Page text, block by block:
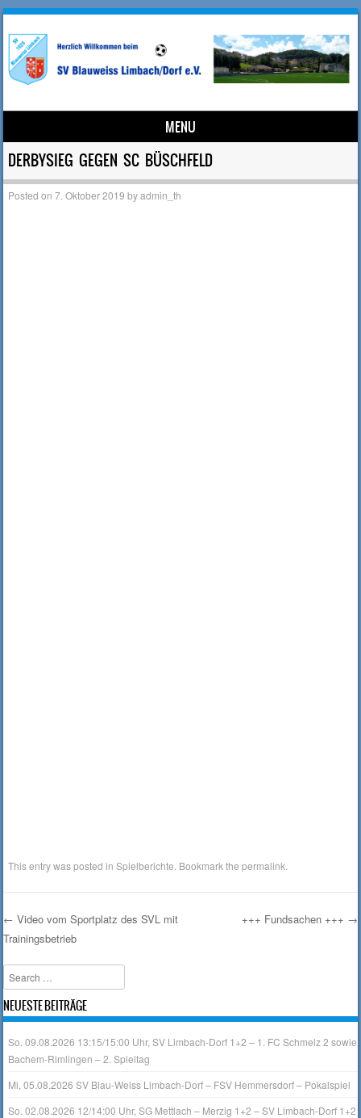
MENU
Skip to content
DERBYSIEG GEGEN SC BÜSCHFELD
Posted on7. Oktober 2019 byadmin_th
This entry was posted inSpielberichte . Bookmark thepermalink
Post navigation
← Video vom Sportplatz des SVL mit
Trainingsbetrieb
+++ Fundsachen +++ →
Search
NEUESTE BEITRÄGE
So. 09.08.2026 13:15/15:00 Uhr, SV Limbach-Dorf 1+2 – 1. FC Schmelz 2 sowie
Bachem-Rimlingen – 2. Spieltag
Mi, 05.08.2026 SV Blau-Weiss Limbach-Dorf – FSV Hemmersdorf – Pokalspiel
So. 02.08.2026 12/14:00 Uhr, SG Mettlach – Merzig 1+2 – SV Limbach-Dorf 1+2